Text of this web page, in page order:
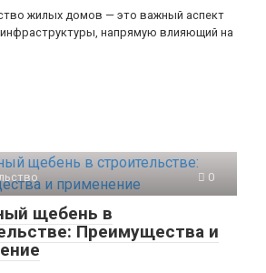
жилых домов — это важный аспект
напрямую влияющий на
0
щебень в
Преимущества и